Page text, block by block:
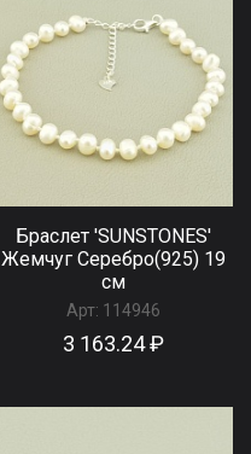
Браслет 'SUNSTONES'
Жемчуг Серебро(925) 19
см
Арт: 114946
3 163.24 ₽